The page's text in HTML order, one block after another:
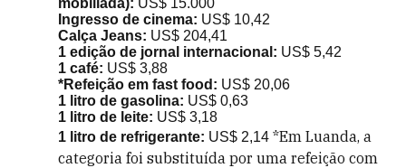
mobiliada): US$ 15.000
Ingresso de cinema: US$ 10,42
Calça Jeans: US$ 204,41
1 edição de jornal internacional: US$ 5,42
1 café: US$ 3,88
*Refeição em fast food: US$ 20,06
1 litro de gasolina: US$ 0,63
1 litro de leite: US$ 3,18
1 litro de refrigerante: US$ 2,14 *Em Luanda, a
categoria foi substituída por uma refeição com